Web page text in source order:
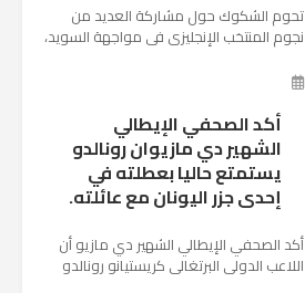
تحوم الشكوك حول مشاركة العديد من
نجوم المنتخب الإنجليزى فى مواجهة السويد،
ملعب "كوزموس آ...
أكد الصحفي الإيطالي
الشهير دي مازيوان رونالدو
يستمتع حاليا بعطلته في
إحدى جزر اليونان مع عائلته.
أكد الصحفي الإيطالي الشهير دي مازيو أن
اللاعب الدولي البرتغالي كريستيانو رونالدو